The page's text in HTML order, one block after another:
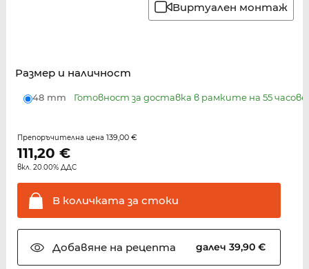
Виртуален монтаж
Размер и наличност
48 mm Готовност за доставка в рамките на 55 часове
Препоръчителна цена 139,00 €
111,20 €
вкл. 20.00% ДДС
В количката за стоки
Добавяне на рецепта далеч 39,90 €